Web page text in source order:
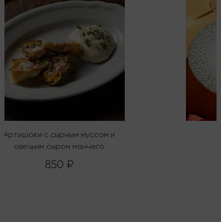
Артишоки с сырным муссом и
овечьим сыром манчего
850 ₽